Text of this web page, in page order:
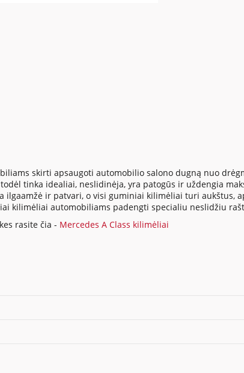
skirti apsaugoti automobilio salono dugną nuo
tinka idealiai, neslidinėja, yra patogūs ir uždengia
ilgaamžė ir patvari, o visi guminiai kilimėliai turi
kilimėliai automobiliams padengti specialiu neslidžiu
rasite čia - Mercedes A Class kilimėliai